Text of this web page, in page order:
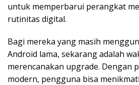
untuk memperbarui perangkat
rutinitas digital.
Bagi mereka yang masih
Android lama, sekarang adalah
merencanakan upgrade. Dengan
modern, pengguna bisa